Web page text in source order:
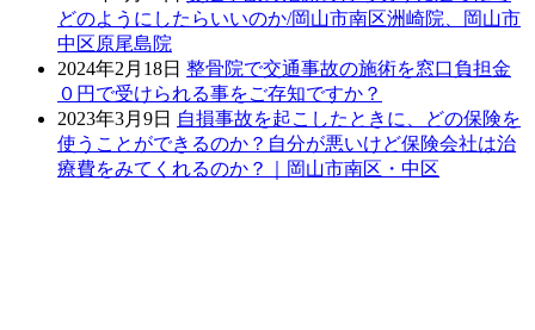
どのようにしたらいいのか/岡山市南区洲崎院、岡山市
中区原尾島院
2024年2月18日 整骨院で交通事故の施術を窓口負担金
０円で受けられる事をご存知ですか？
2023年3月9日 自損事故を起こしたときに、どの保険を
使うことができるのか？自分が悪いけど保険会社は治
療費をみてくれるのか？｜岡山市南区・中区